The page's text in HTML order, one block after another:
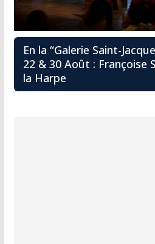
En la “Galerie Saint-
22 & 30 Août : Françoise
la Harpe